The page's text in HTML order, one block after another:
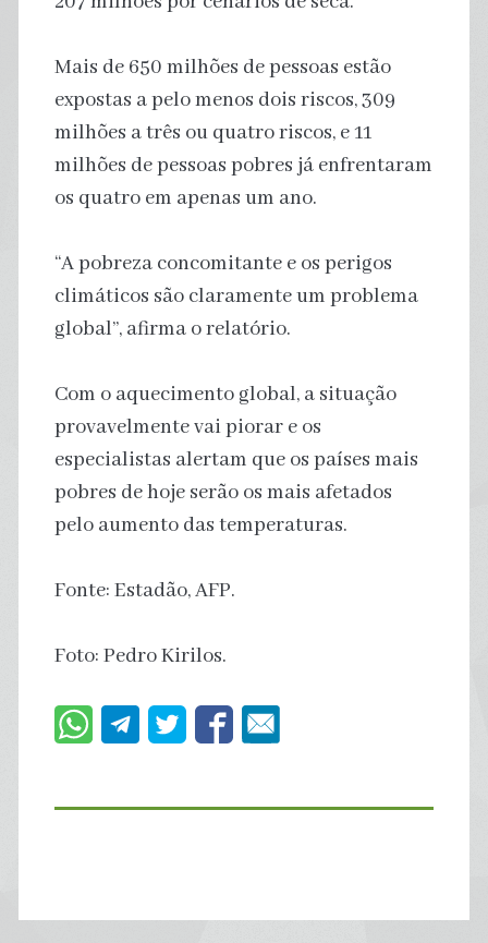
Mais de 650 milhões de pessoas estão
expostas a pelo menos dois riscos, 309
milhões a três ou quatro riscos, e 11
milhões de pessoas pobres já enfrentaram
os quatro em apenas um ano.
“A pobreza concomitante e os perigos
climáticos são claramente um problema
global”, afirma o relatório.
Com o aquecimento global, a situação
provavelmente vai piorar e os
especialistas alertam que os países mais
pobres de hoje serão os mais afetados
pelo aumento das temperaturas.
Fonte: Estadão, AFP.
Foto: Pedro Kirilos.